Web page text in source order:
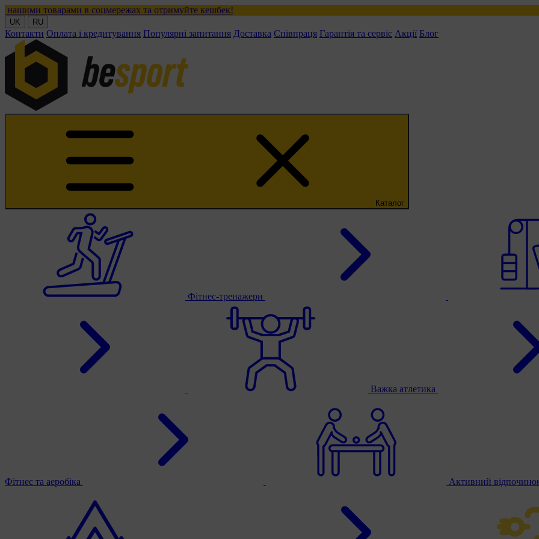
в соцмережах та отримуйте кешбек!
UK RU
Контакти Оплата і кредитування Популярні запитання Доставка Співпраця Гарантія та сервіс Акції Блог
Каталог
Фітнес-тренажери
Важка атлетика
Фітнес та аеробіка Активний